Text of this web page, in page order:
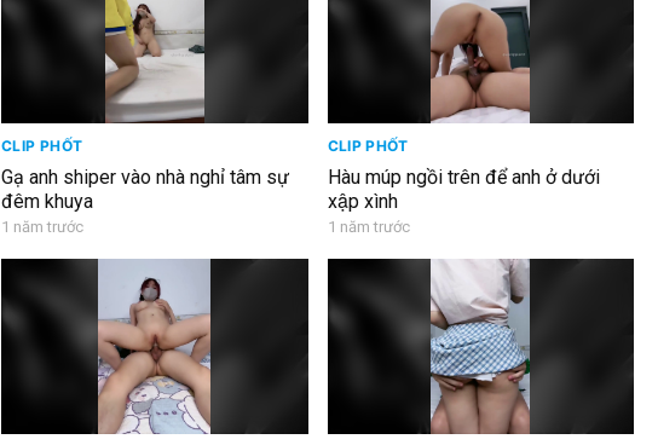
CLIP PHỐT
Gạ anh shiper vào nhà nghỉ tâm sự
đêm khuya
1 năm trước
CLIP PHỐT
Hàu múp ngồi trên để anh ở dưới
xập xình
1 năm trước